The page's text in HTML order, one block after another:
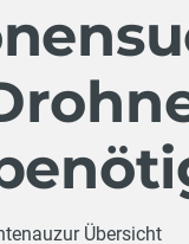
zur Übersicht